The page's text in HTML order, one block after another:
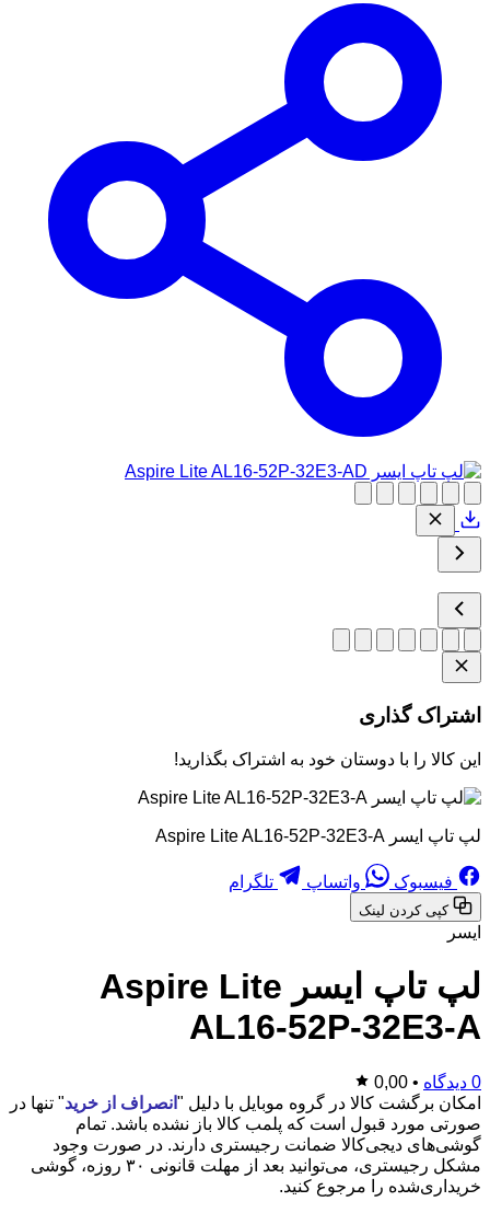
اشتراک گذاری
این کالا را با دوستان خود به اشتراک بگذارید!
لپ تاپ ایسر Aspire Lite AL16-52P-32E3-A
فیسبوک واتساپ تلگرام
کپی کردن لینک
ایسر
لپ تاپ ایسر Aspire Lite
AL16-52P-32E3-A
0 دیدگاه •
0,00
امکان برگشت کالا در گروه موبایل با دلیل " انصراف از خرید" تنها در
صورتی مورد قبول است که پلمب کالا باز نشده باشد. تمام
گوشی‌های دیجی‌کالا ضمانت رجیستری دارند. در صورت وجود
مشکل رجیستری، می‌توانید بعد از مهلت قانونی ۳۰ روزه، گوشی
خریداری‌شده را مرجوع کنید.